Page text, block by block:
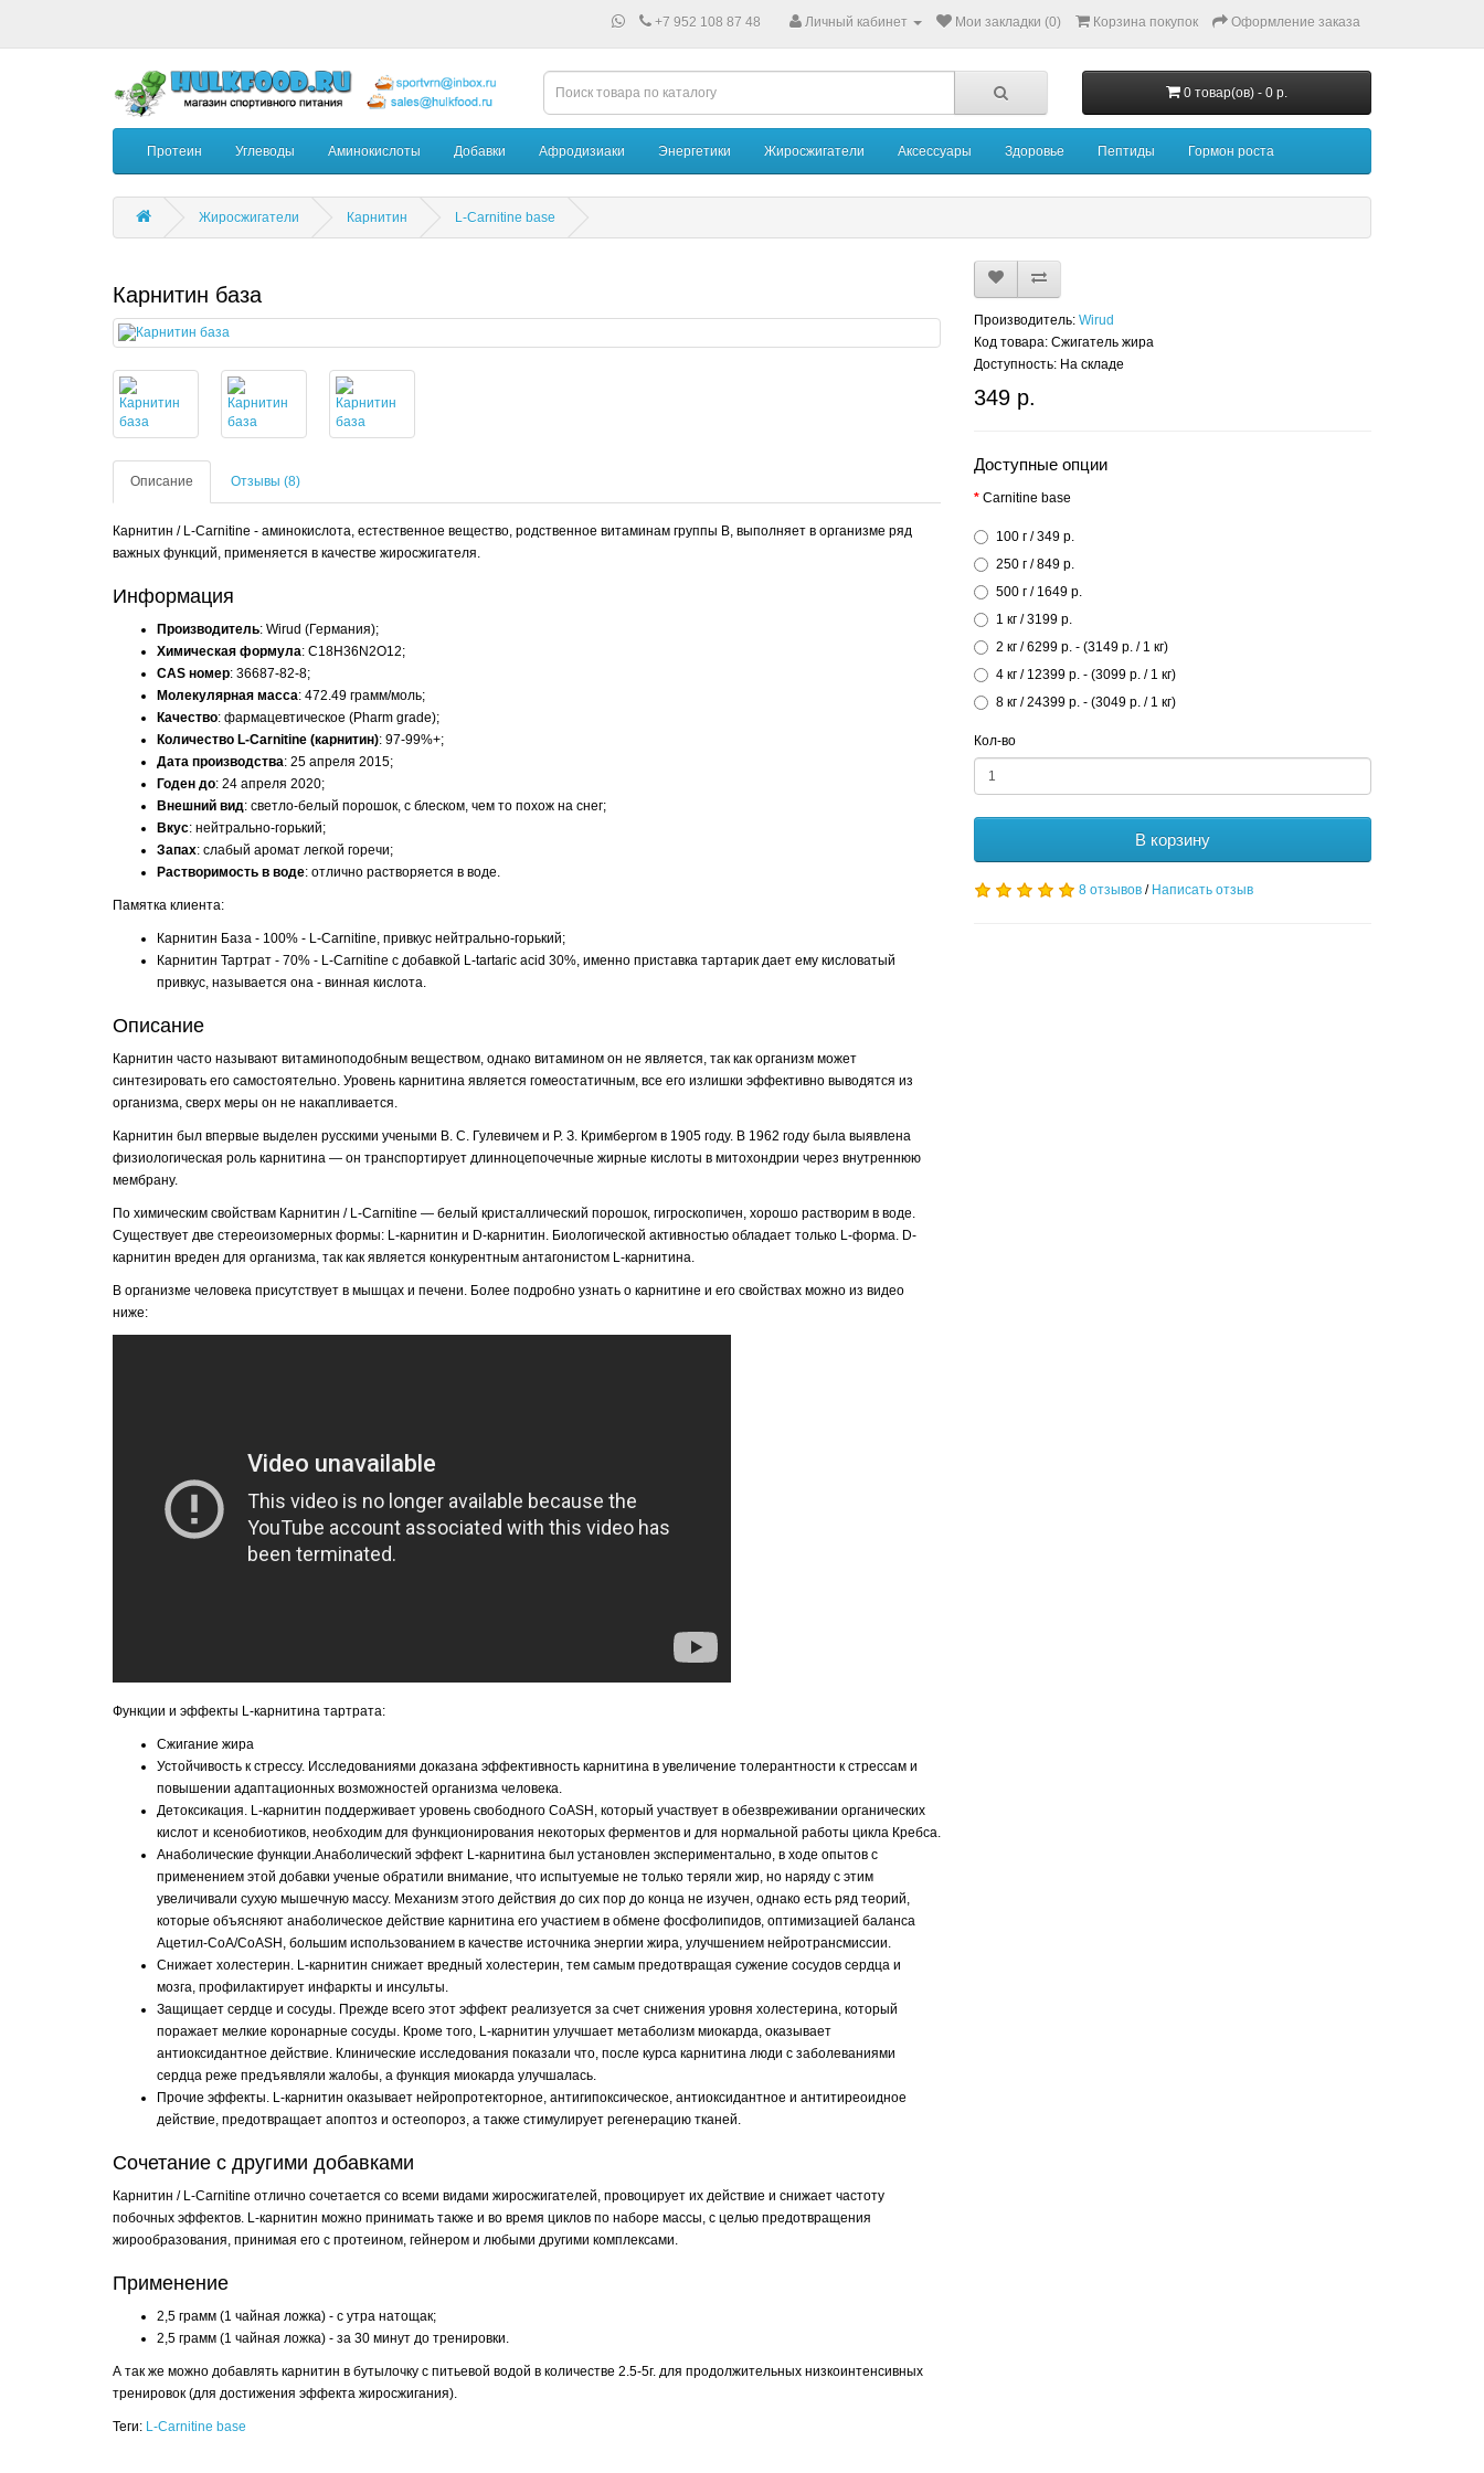
+7 952 108 87 48 Личный кабинет Мои закладки (0) Корзина покупок Оформление заказа
0 товар(ов) - 0 р.
Протеин Углеводы Аминокислоты Добавки Афродизиаки Энергетики Жиросжигатели Аксессуары Здоровье Пептиды Гормон роста
Жиросжигатели Карнитин L-Carnitine base
Карнитин база
Описание Отзывы (8)
Карнитин / L-Carnitine - аминокислота, естественное вещество, родственное витаминам группы В, выполняет в организме ряд
важных функций, применяется в качестве жиросжигателя.
Информация
Производитель: Wirud (Германия);
Химическая формула: C18H36N2O12;
CAS номер: 36687-82-8;
Молекулярная масса: 472.49 грамм/моль;
Качество: фармацевтическое (Pharm grade);
Количество L-Carnitine (карнитин): 97-99%+;
Дата производства: 25 апреля 2015;
Годен до: 24 апреля 2020;
Внешний вид: светло-белый порошок, с блеском, чем то похож на снег;
Вкус: нейтрально-горький;
Запах: слабый аромат легкой горечи;
Растворимость в воде: отлично растворяется в воде.
Памятка клиента:
Карнитин База - 100% - L-Carnitine, привкус нейтрально-горький;
Карнитин Тартрат - 70% - L-Carnitine с добавкой L-tartaric acid 30%, именно приставка тартарик дает ему кисловатый
привкус, называется она - винная кислота.
Описание
Карнитин часто называют витаминоподобным веществом, однако витамином он не является, так как организм может
синтезировать его самостоятельно. Уровень карнитина является гомеостатичным, все его излишки эффективно выводятся из
организма, сверх меры он не накапливается.
Карнитин был впервые выделен русскими учеными В. С. Гулевичем и Р. З. Кримбергом в 1905 году. В 1962 году была выявлена
физиологическая роль карнитина — он транспортирует длинноцепочечные жирные кислоты в митохондрии через внутреннюю
мембрану.
По химическим свойствам Карнитин / L-Carnitine — белый кристаллический порошок, гигроскопичен, хорошо растворим в воде.
Существует две стереоизомерных формы: L-карнитин и D-карнитин. Биологической активностью обладает только L-форма. D-
карнитин вреден для организма, так как является конкурентным антагонистом L-карнитина.
В организме человека присутствует в мышцах и печени. Более подробно узнать о карнитине и его свойствах можно из видео
ниже:
Функции и эффекты L-карнитина тартрата:
Сжигание жира
Устойчивость к стрессу. Исследованиями доказана эффективность карнитина в увеличение толерантности к стрессам и
повышении адаптационных возможностей организма человека.
Детоксикация. L-карнитин поддерживает уровень свободного CoASH, который участвует в обезвреживании органических
кислот и ксенобиотиков, необходим для функционирования некоторых ферментов и для нормальной работы цикла Кребса.
Анаболические функции.Анаболический эффект L-карнитина был установлен экспериментально, в ходе опытов с
применением этой добавки ученые обратили внимание, что испытуемые не только теряли жир, но наряду с этим
увеличивали сухую мышечную массу. Механизм этого действия до сих пор до конца не изучен, однако есть ряд теорий,
которые объясняют анаболическое действие карнитина его участием в обмене фосфолипидов, оптимизацией баланса
Ацетил-CoA/CoASH, большим использованием в качестве источника энергии жира, улучшением нейротрансмиссии.
Снижает холестерин. L-карнитин снижает вредный холестерин, тем самым предотвращая сужение сосудов сердца и
мозга, профилактирует инфаркты и инсульты.
Защищает сердце и сосуды. Прежде всего этот эффект реализуется за счет снижения уровня холестерина, который
поражает мелкие коронарные сосуды. Кроме того, L-карнитин улучшает метаболизм миокарда, оказывает
антиоксидантное действие. Клинические исследования показали что, после курса карнитина люди с заболеваниями
сердца реже предъявляли жалобы, а функция миокарда улучшалась.
Прочие эффекты. L-карнитин оказывает нейропротекторное, антигипоксическое, антиоксидантное и антитиреоидное
действие, предотвращает апоптоз и остеопороз, а также стимулирует регенерацию тканей.
Сочетание с другими добавками
Карнитин / L-Carnitine отлично сочетается со всеми видами жиросжигателей, провоцирует их действие и снижает частоту
побочных эффектов. L-карнитин можно принимать также и во время циклов по наборе массы, с целью предотвращения
жирообразования, принимая его с протеином, гейнером и любыми другими комплексами.
Применение
2,5 грамм (1 чайная ложка) - с утра натощак;
2,5 грамм (1 чайная ложка) - за 30 минут до тренировки.
А так же можно добавлять карнитин в бутылочку с питьевой водой в количестве 2.5-5г. для продолжительных низкоинтенсивных
тренировок (для достижения эффекта жиросжигания).
Производитель: Wirud
Код товара: Сжигатель жира
Доступность: На складе
349 р.
Доступные опции
Carnitine base
100 г / 349 р.
250 г / 849 р.
500 г / 1649 р.
1 кг / 3199 р.
2 кг / 6299 р. - (3149 р. / 1 кг)
4 кг / 12399 р. - (3099 р. / 1 кг)
8 кг / 24399 р. - (3049 р. / 1 кг)
Кол-во
В корзину
8 отзывов / Написать отзыв
Теги: L-Carnitine base